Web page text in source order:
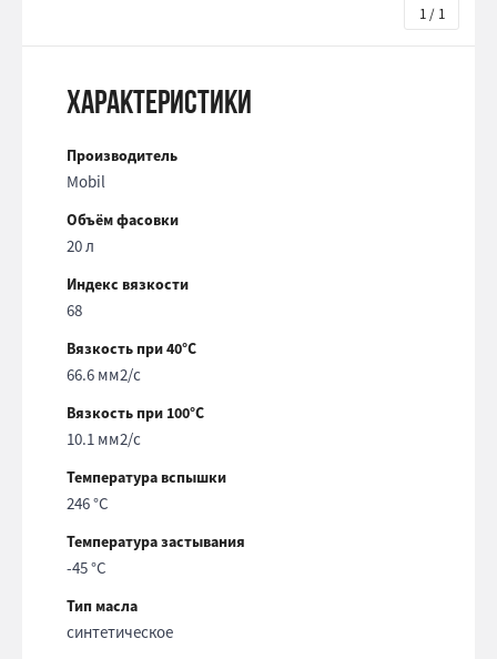
1 / 1
Характеристики
Производитель
Mobil
Объём фасовки
20 л
Индекс вязкости
68
Вязкость при 40°С
66.6 мм2/с
Вязкость при 100°С
10.1 мм2/с
Температура вспышки
246 °С
Температура застывания
-45 °С
Тип масла
синтетическое